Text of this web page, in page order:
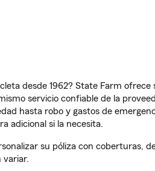
desde 1962? State Farm
servicio confiable de la
hasta robo y gastos de
adicional si la necesita.
su póliza con coberturas,
variar.